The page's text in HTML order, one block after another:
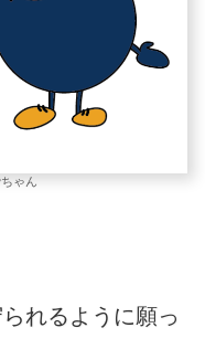
ゃん
れるように願っ